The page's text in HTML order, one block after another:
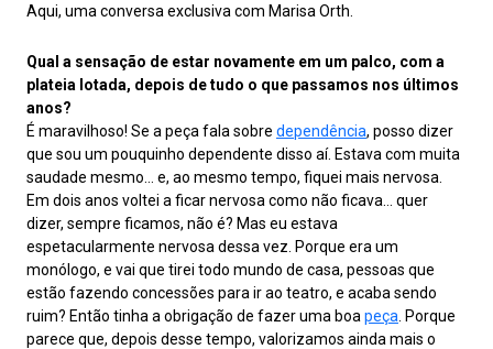
Aqui, uma conversa exclusiva com Marisa Orth.
Qual a sensação de estar novamente em um palco, com a
plateia lotada, depois de tudo o que passamos nos últimos
anos?
É maravilhoso! Se a peça fala sobre dependência, posso dizer
que sou um pouquinho dependente disso aí. Estava com muita
saudade mesmo… e, ao mesmo tempo, fiquei mais nervosa.
Em dois anos voltei a ficar nervosa como não ficava… quer
dizer, sempre ficamos, não é? Mas eu estava
espetacularmente nervosa dessa vez. Porque era um
monólogo, e vai que tirei todo mundo de casa, pessoas que
estão fazendo concessões para ir ao teatro, e acaba sendo
ruim? Então tinha a obrigação de fazer uma boa peça . Porque
parece que, depois desse tempo, valorizamos ainda mais o